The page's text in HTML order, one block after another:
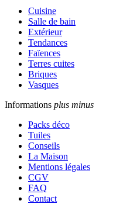
Cuisine
Salle de bain
Extérieur
Tendances
Faïences
Terres cuites
Briques
Vasques
Informations plus minus
Packs déco
Tuiles
Conseils
La Maison
Mentions légales
CGV
FAQ
Contact